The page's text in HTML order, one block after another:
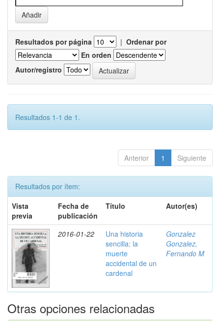
Resultados por página | Ordenar por
En orden
Autor/registro
Resultados 1-1 de 1.
Anterior 1 Siguiente
Resultados por ítem:
Vista
previa
Fecha de
publicación
Título Autor(es)
2016-01-22
Una historia
sencilla: la
muerte
accidental de un
cardenal
Gonzalez
Gonzalez,
Fernando M
Otras opciones relacionadas